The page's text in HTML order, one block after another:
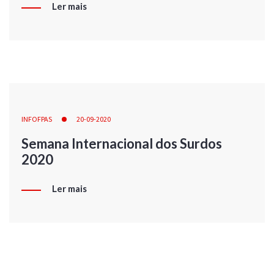
Ler mais
INFOFPAS 20-09-2020
Semana Internacional dos Surdos
2020
Ler mais